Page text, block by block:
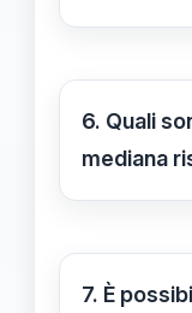
Quando si
contesto e
media e la
6. Quali
mediana
I principali
outlier, la
7. È